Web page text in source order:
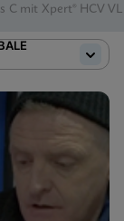
C mit Xpert® HCV